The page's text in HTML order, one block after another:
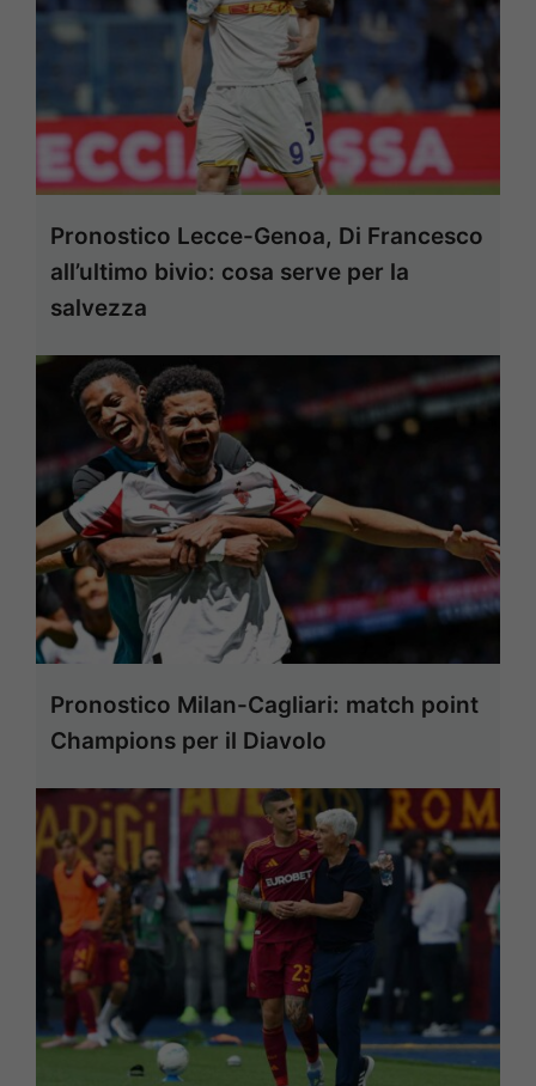
Pronostico Lecce-Genoa, Di Francesco
all’ultimo bivio: cosa serve per la
salvezza
Pronostico Milan-Cagliari: match point
Champions per il Diavolo